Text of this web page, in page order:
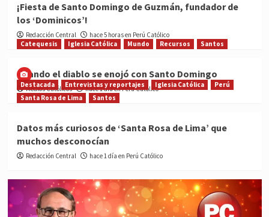
¡Fiesta de Santo Domingo de Guzmán, fundador de
los ‘Dominicos’!
Redacción Central
hace 5 horas en Perú Católico
Catequesis
Iglesia Católica Mundo Recursos Santos
Cuando el diablo se enojó con Santo Domingo
Medios Católicos hace 1 día en Perú Católico
Destacada Entrevistas y reportajes Iglesia Católica
Perú
Santa Rosa de Lima
Santos
Datos más curiosos de ‘Santa Rosa de Lima’ que
muchos desconocían
Redacción Central hace 1 día en Perú Católico